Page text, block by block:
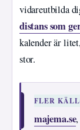
vidareutbilda
distans som
kalender är
stor.
FLER
majema.se